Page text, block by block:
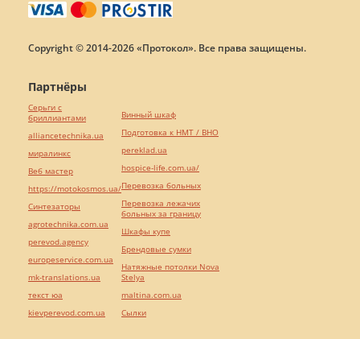
Copyright © 2014-2026 «Протокол». Все права защищены.
Партнёры
Серьги с
бриллиантами
alliancetechnika.ua
миралинкс
Веб мастер
https://motokosmos.ua/
Синтезаторы
agrotechnika.com.ua
perevod.agency
europeservice.com.ua
mk-translations.ua
текст юа
kievperevod.com.ua
Винный шкаф
Подготовка к НМТ / ВНО
pereklad.ua
hospice-life.com.ua/
Перевозка больных
Перевозка лежачих
больных за границу
Шкафы купе
Брендовые сумки
Натяжные потолки Nova
Stelya
maltina.com.ua
Cылки